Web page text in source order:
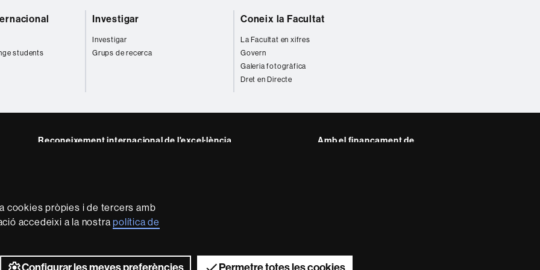
cookies pròpies i de tercers amb
accedeixi a la nostrapolítica de
students
Investigar
Investigar
Grups de recerca
Coneix la Facultat
La Facultat en xifres
Govern
Galeria fotogràfica
Dret en Directe
Reconeixement internacional de l'excel·lència Amb el finançament de
Sobre el web Accessibilitat web
2026 Universitat Autònoma de Barcelona